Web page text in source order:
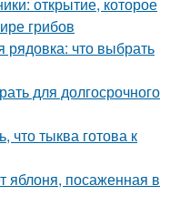
грибов
рядовка: что выбрать
для долгосрочного
что тыква готова к
яблоня, посаженная в